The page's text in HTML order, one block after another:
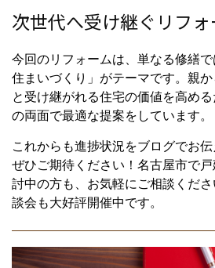
次世代へ受け継ぐリフォ
今回のリフォームは、単なる修繕
住まいづくり」がテーマです。親
と受け継がれる住宅の価値を高め
の両面で最適な提案をしています。
これからも進捗状況をブログでお伝
ぜひご期待ください！名古屋市で
討中の方も、お気軽にご相談くだ
談会も大好評開催中です。